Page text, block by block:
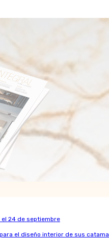
el 24 de septiembre
el diseño interior de sus